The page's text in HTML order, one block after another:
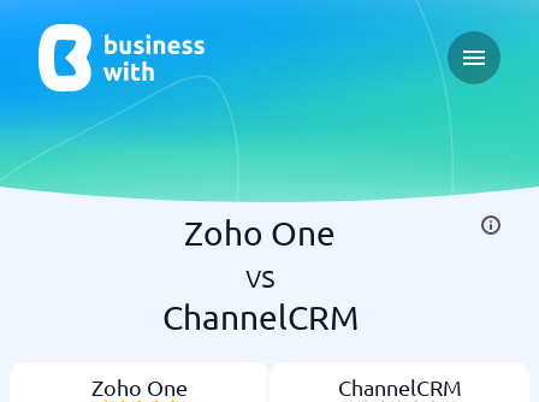
Open
Zoho One
vs
ChannelCRM
Zoho One ChannelCRM